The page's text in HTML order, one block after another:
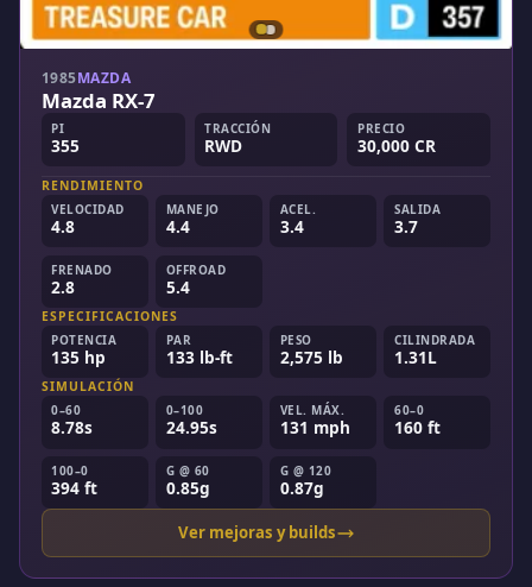
1985MAZDA
Mazda RX-7
PI
355
TRACCIÓN
RWD
PRECIO
30,000 CR
RENDIMIENTO
VELOCIDAD
4.8
MANEJO
4.4
ACEL.
3.4
SALIDA
3.7
FRENADO
2.8
OFFROAD
5.4
ESPECIFICACIONES
POTENCIA
135 hp
PAR
133 lb-ft
PESO
2,575 lb
CILINDRADA
1.31L
SIMULACIÓN
0–60
8.78s
0–100
24.95s
VEL. MÁX.
131 mph
60–0
160 ft
100–0
394 ft
G @ 60
0.85g
G @ 120
0.87g
Ver mejoras y builds